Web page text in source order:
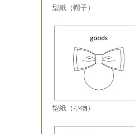
型紙（帽子）
型紙（小物）